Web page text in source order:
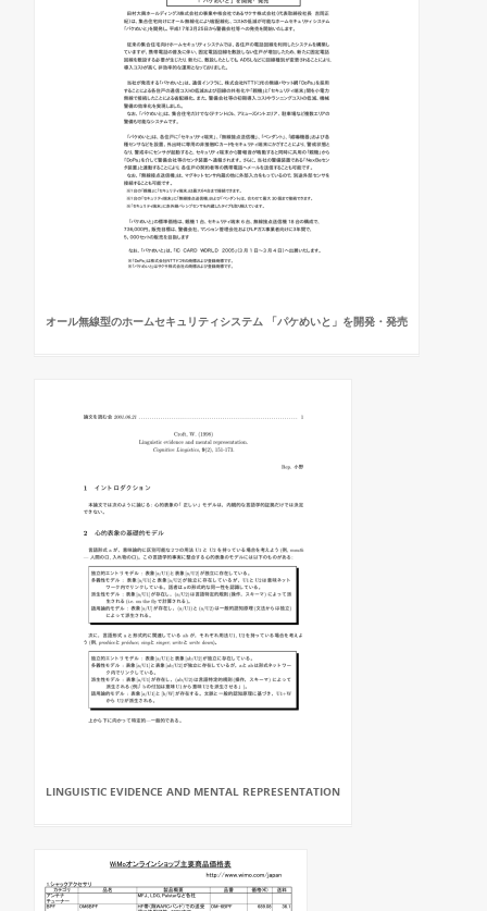
オール無線型のホームセキュリティシステム 「パケめいと」を開発・発売
LINGUISTIC EVIDENCE AND MENTAL REPRESENTATION